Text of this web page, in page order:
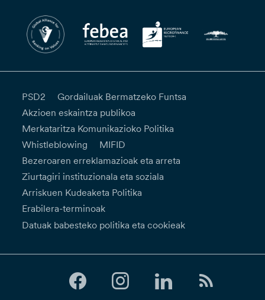
PSD2
Gordailuak Bermatzeko Funtsa
Akzioen eskaintza publikoa
Merkataritza Komunikazioko Politika
Whistleblowing
MIFID
Bezeroaren erreklamazioak eta arreta
Ziurtagiri instituzionala eta soziala
Arriskuen Kudeaketa Politika
Erabilera-terminoak
Datuak babesteko politika eta cookieak